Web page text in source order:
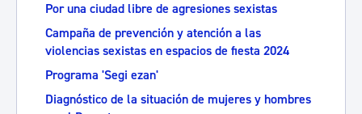
Por una ciudad libre de agresiones sexistas
Campaña de prevención y atención a las
violencias sexistas en espacios de fiesta 2024
Programa 'Segi ezan'
Diagnóstico de la situación de mujeres y hombres